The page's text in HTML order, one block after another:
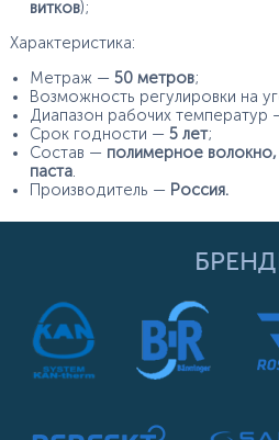
витков);
Характеристика:
Метраж — 50 метров;
Возможность регулировки на
Диапазон рабочих температур
Срок годности — 5 лет;
Состав — полимерное волокно,
паста.
Производитель — Россия.